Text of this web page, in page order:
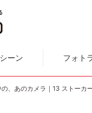
ーン フォト
の、あのカメラ｜13 ストー